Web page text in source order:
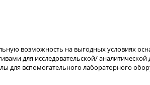
возможность на выгодных условиях
для исследовательской/
для вспомогательного лабораторного